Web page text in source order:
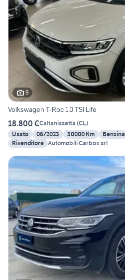
9
Volkswagen T-Roc 1.0 TSI Life
18.800 €Caltanissetta (CL)
Usato
06/2023 30000 Km Benzina
Rivenditore Automobili Carbox srl